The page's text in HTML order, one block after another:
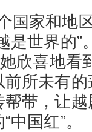
国家和地
是世界的
欣喜地看
所未有
带，让
国红”。